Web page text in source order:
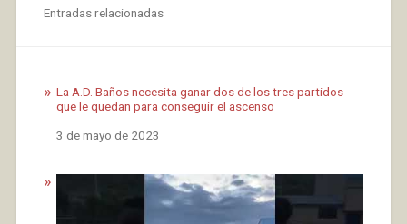
Entradas relacionadas
La A.D. Baños necesita ganar dos de los tres partidos
que le quedan para conseguir el ascenso
Fecha
3 de mayo de 2023